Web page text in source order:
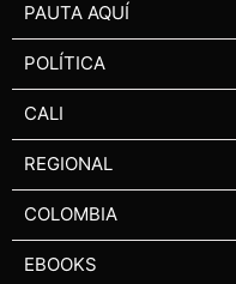
PAUTA AQUÍ
POLÍTICA
CALI
REGIONAL
COLOMBIA
EBOOKS